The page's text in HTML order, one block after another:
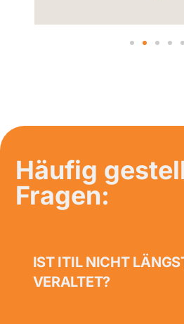
Häufig
Fragen:
IST ITIL NICHT
VERALTET?